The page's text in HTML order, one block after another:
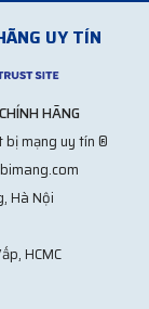
UY TÍN
HÃNG
mạng uy tín ®
Hà Nội
HCMC